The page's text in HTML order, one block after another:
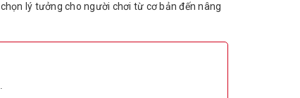
lý tưởng cho người chơi từ cơ bản đến nâng